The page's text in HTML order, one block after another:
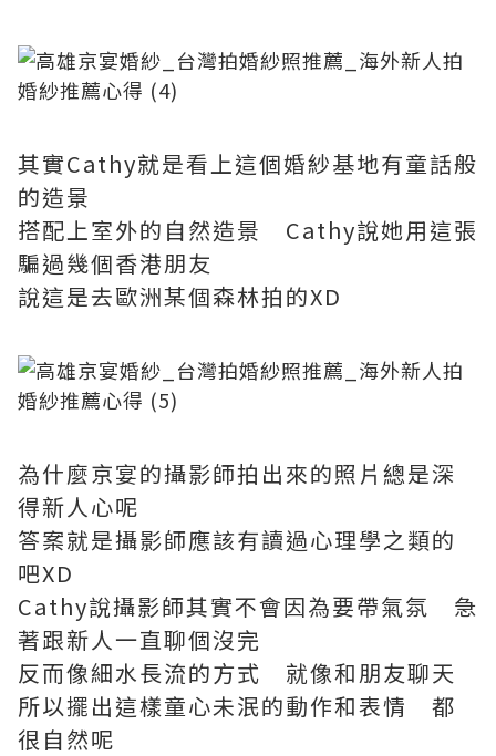
其實Cathy就是看上這個婚紗基地有童話般
的造景
搭配上室外的自然造景 Cathy說她用這張
騙過幾個香港朋友
說這是去歐洲某個森林拍的XD
為什麼京宴的攝影師拍出來的照片總是深
得新人心呢
答案就是攝影師應該有讀過心理學之類的
吧XD
Cathy說攝影師其實不會因為要帶氣氛 急
著跟新人一直聊個沒完
反而像細水長流的方式 就像和朋友聊天
所以擺出這樣童心未泯的動作和表情 都
很自然呢